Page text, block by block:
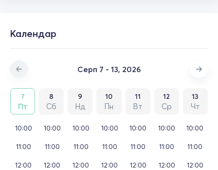
Календар
Серп 7 - 13, 2026
7
Пт
8
Сб
9
Нд
10
Пн
11
Вт
12
Ср
13
Чт
10:00
11:00
12:00
10:00
11:00
12:00
10:00
11:00
12:00
10:00
11:00
12:00
10:00
11:00
12:00
10:00
11:00
12:00
10:00
11:00
12:00